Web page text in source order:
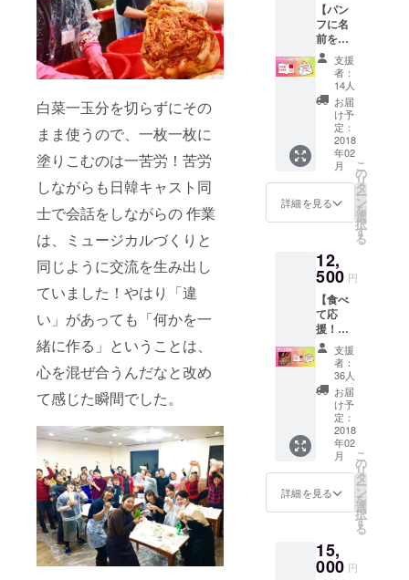
白菜一玉分を切らずにその
まま使うので、一枚一枚に
塗りこむのは一苦労！苦労
しながらも日韓キャスト同
士で会話をしながらの 作業
は、ミュージカルづくりと
同じように交流を生み出し
ていました！やはり「違
い」があっても「何かを一
緒に作る」ということは、
心を混ぜ合うんだなと改め
て感じた瞬間でした。
【パン
フに名
前を載
せて応
援！】
・パン
フにお
名前記
載+(A)
支援
者：
14人
お届
け予
定：
2018
年02
月
詳細を見る
こ
の
リ
タ
ー
ン
を
選
択
す
る
12,
500 円
【食べ
て応
援！】
・韓国
キャス
ト手作
りキム
チ+(A)
・パン
フにお
名前記
支援
者：
36人
お届
け予
定：
2018
年02
月
詳細を見る
こ
の
リ
タ
ー
ン
を
選
択
す
る
15,
000 円